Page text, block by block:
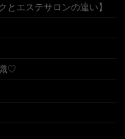
とエステサロンの違い】
♡